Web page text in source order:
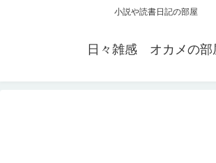
小説や読書日記の部屋
日々雑感 オカメの部